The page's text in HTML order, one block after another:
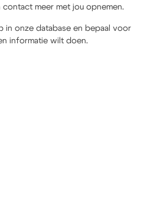
meer met jou opnemen.
in onze database en bepaal voor
informatie wilt doen.